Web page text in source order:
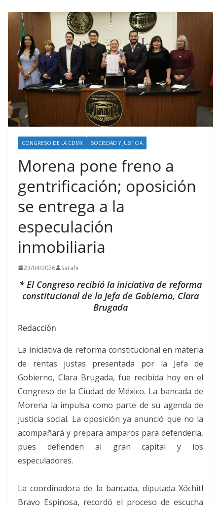
CONGRESO DE LA CDMX SOCIEDAD Y JUSTICIA
Morena pone freno a
gentrificación; oposición
se entrega a la
especulación
inmobiliaria
23/04/2026 Sarahi
* El Congreso recibió la iniciativa de reforma
constitucional de la Jefa de Gobierno, Clara
Brugada
Redacción
La iniciativa de reforma constitucional en materia
de rentas justas presentada por la Jefa de
Gobierno, Clara Brugada, fue recibida hoy en el
Congreso de la Ciudad de México. La bancada de
Morena la impulsa como parte de su agenda de
justicia social. La oposición ya anunció que no la
acompañará y prepara amparos para defenderla,
pues defienden al gran capital y los
especuladores.
La coordinadora de la bancada, diputada Xóchitl
Bravo Espinosa, recordó el proceso de escucha